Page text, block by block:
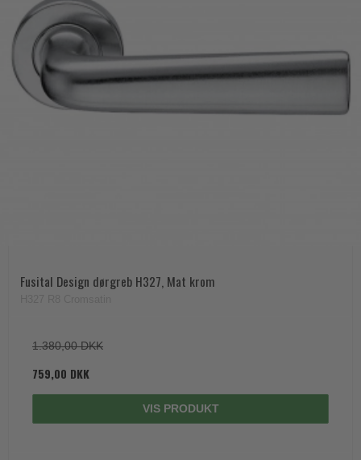
Fusital Design dørgreb H327, Mat krom
1.380,00 DKK
759,00 DKK
VIS PRODUKT